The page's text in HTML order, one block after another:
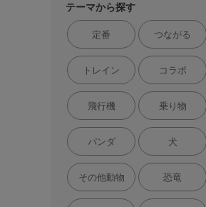
テーマから探す
定番 つながる
トレイン コラボ
飛行機 乗り物
パンダ 犬
その他動物 恐竜